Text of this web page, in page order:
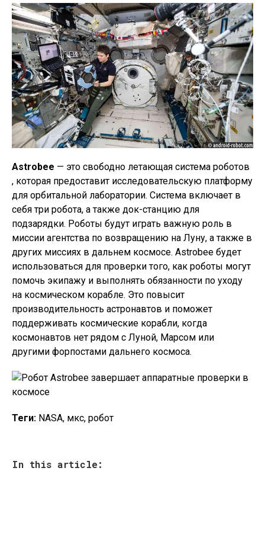
Astrobee — это свободно летающая система роботов
, которая предоставит исследовательскую платформу
для орбитальной лаборатории. Система включает в
себя три робота, а также док-станцию ​​для
подзарядки. Роботы будут играть важную роль в
миссии агентства по возвращению на Луну, а также в
других миссиях в дальнем космосе. Astrobee будет
использоваться для проверки того, как роботы могут
помочь экипажу и выполнять обязанности по уходу
на космическом корабле. Это повысит
производительность астронавтов и поможет
поддерживать космические корабли, когда
космонавтов нет рядом с Луной, Марсом или
другими форпостами дальнего космоса.
Теги: NASA, мкс, робот
In this article: